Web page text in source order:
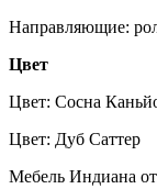
Направляющие:
Цвет
Цвет: Сосна
Цвет: Дуб Саттер
Мебель Индиана